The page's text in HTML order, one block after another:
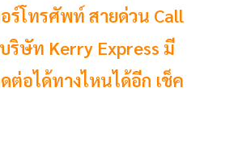
ร์โทรศัพท์ สายด่วน Call
ริษัท Kerry Express มี
ต่อได้ทางไหนได้อีก เช็ค